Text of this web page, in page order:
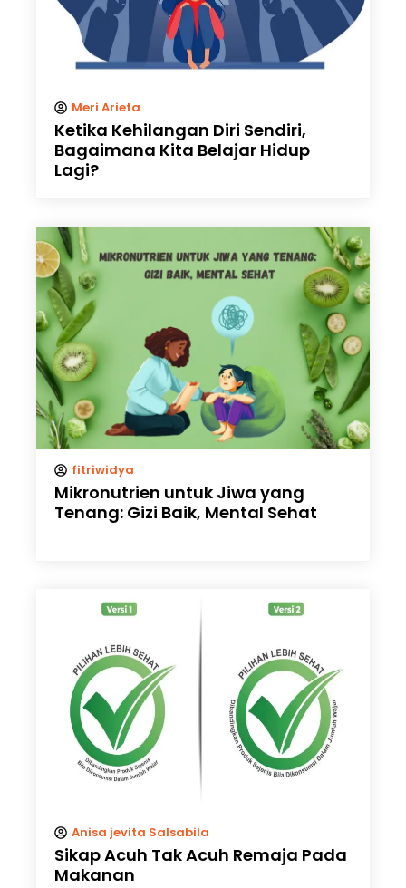
Meri Arieta
Ketika Kehilangan Diri Sendiri,
Bagaimana Kita Belajar Hidup
Lagi?
fitriwidya
Mikronutrien untuk Jiwa yang
Tenang: Gizi Baik, Mental Sehat
Anisa jevita Salsabila
Sikap Acuh Tak Acuh Remaja Pada
Makanan